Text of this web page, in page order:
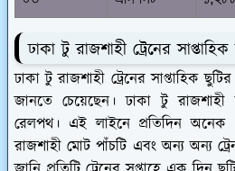
ঢাকা টু রাজশাহী ট্রেনের
ঢাকা টু রাজশাহী ট্রেনের সাপ্তাহিক
জানতে চেয়েছেন। ঢাকা টু
রেলপথ। এই লাইনে প্রতিদিন অনেক
রাজশাহী মোট পাঁচটি এবং অন্য অন্য